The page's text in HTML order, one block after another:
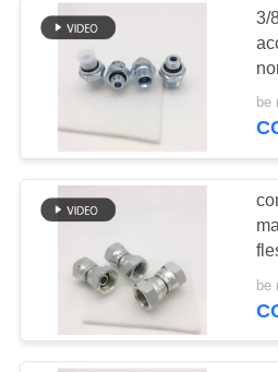
Adattatore
flessibile
inossidabile
Connettore
femminile
3/